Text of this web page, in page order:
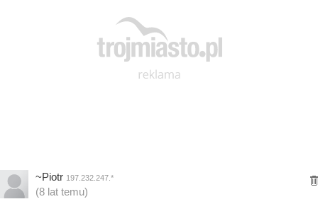
~Piotr 197.232.247.*
(8 lat temu)